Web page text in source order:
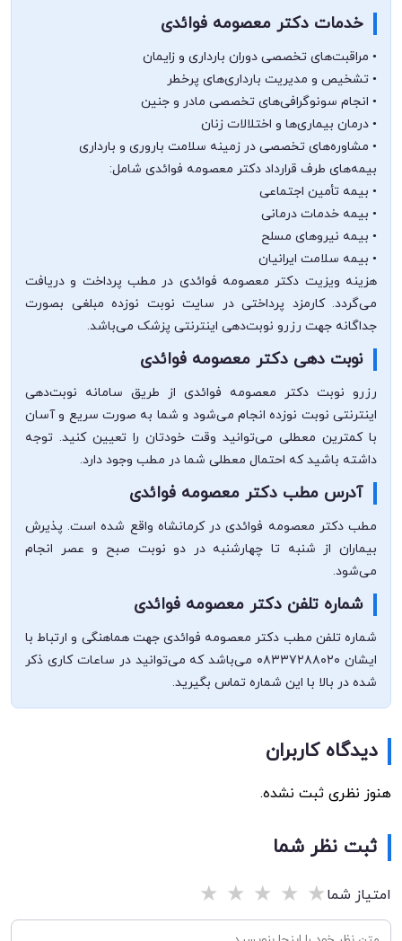
خدمات دکتر معصومه فوائدی
• مراقبت‌های تخصصی دوران بارداری و زایمان
• تشخیص و مدیریت بارداری‌های پرخطر
• انجام سونوگرافی‌های تخصصی مادر و جنین
• درمان بیماری‌ها و اختلالات زنان
• مشاوره‌های تخصصی در زمینه سلامت باروری و بارداری
بیمه‌های طرف قرارداد دکتر معصومه فوائدی شامل:
• بیمه تأمین اجتماعی
• بیمه خدمات درمانی
• بیمه نیروهای مسلح
• بیمه سلامت ایرانیان
هزینه ویزیت دکتر معصومه فوائدی در مطب پرداخت و دریافت
می‌گردد. کارمزد پرداختی در سایت نوبت نوزده مبلغی بصورت
جداگانه جهت رزرو نوبت‌دهی اینترنتی پزشک می‌باشد.
نوبت دهی دکتر معصومه فوائدی
رزرو نوبت دکتر معصومه فوائدی از طریق سامانه نوبت‌دهی
اینترنتی نوبت نوزده انجام می‌شود و شما به صورت سریع و آسان
با کمترین معطلی می‌توانید وقت خودتان را تعیین کنید. توجه
داشته باشید که احتمال معطلی شما در مطب وجود دارد.
آدرس مطب دکتر معصومه فوائدی
مطب دکتر معصومه فوائدی در کرمانشاه واقع شده است. پذیرش
بیماران از شنبه تا چهارشنبه در دو نوبت صبح و عصر انجام
می‌شود.
شماره تلفن دکتر معصومه فوائدی
شماره تلفن مطب دکتر معصومه فوائدی جهت هماهنگی و ارتباط با
ایشان ۰۸۳۳۷۲۸۸۰۲۰ می‌باشد که می‌توانید در ساعات کاری ذکر
شده در بالا با این شماره تماس بگیرید.
دیدگاه کاربران
هنوز نظری ثبت نشده.
ثبت نظر شما
امتیاز شما★
★
★
★
★